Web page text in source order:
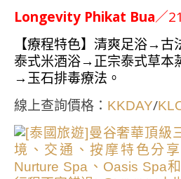
Longevity Phikat Bua／
【療程特色】 清爽足浴→古
泰式米酒浴→正宗泰式草本
→玉石排毒療法。
線上查詢價格： KKDAY/